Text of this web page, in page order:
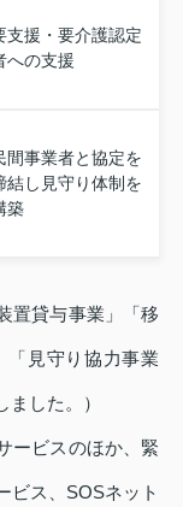
支援・要介護認定
への支援
間事業者と協定を
結し見守り体制を
築
置貸与事業」「移
「見守り協力事業
した。）
ービスのほか、緊
ビス、SOSネット